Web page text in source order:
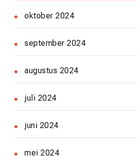
oktober 2024
september 2024
augustus 2024
juli 2024
juni 2024
mei 2024